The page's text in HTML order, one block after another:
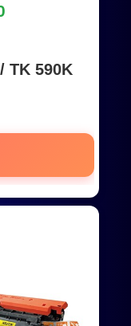
TK 590K